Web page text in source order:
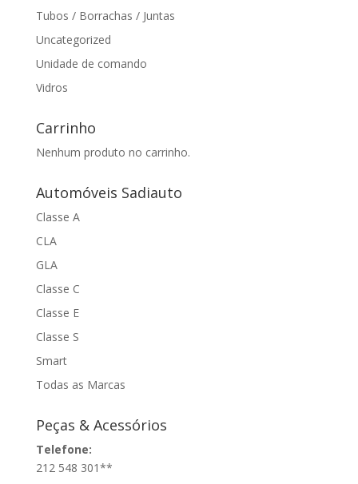
Tubos / Borrachas / Juntas
Uncategorized
Unidade de comando
Vidros
Carrinho
Nenhum produto no carrinho.
Automóveis Sadiauto
Classe A
CLA
GLA
Classe C
Classe E
Classe S
Smart
Todas as Marcas
Peças & Acessórios
Telefone:
212 548 301**